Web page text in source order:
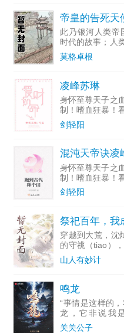
帝皇的告死天
此乃银河人类帝
时代的故事；人
忘得太多而永远
理解的诺言，因
莫格卓根
凌峰苏琳
身怀至尊天子
制！嗜血狂暴！
身瞬移！空间
【混沌天帝】凌
剑轻阳
混沌天帝诀凌
身怀至尊天子
制！嗜血狂暴！
身瞬移！空间
【混沌天帝】凌
剑轻阳
祭祀百年，我
穿越到大荒，沈
的守祧（tiao）
常祭祀...
山人有妙计
鸣龙
“事情是这样的
龙，它非说我
道……”“
关关公子